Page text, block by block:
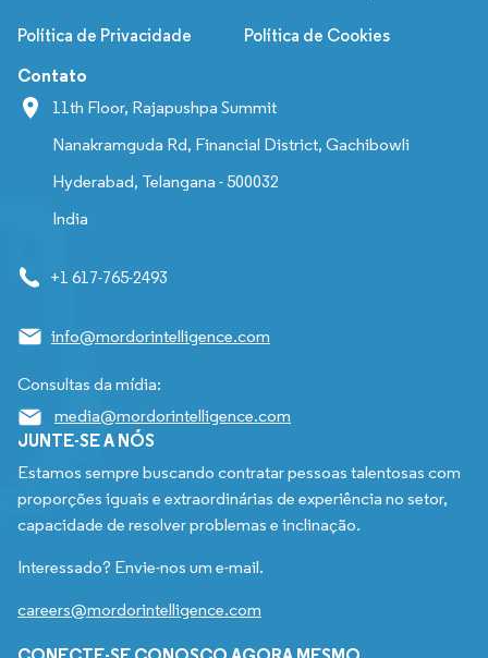
Política de Privacidade Política de Cookies
Contato
11th Floor, Rajapushpa Summit
Nanakramguda Rd, Financial District, Gachibowli
Hyderabad, Telangana - 500032
India
+1 617-765-2493
info@mordorintelligence.com
Consultas da mídia:
media@mordorintelligence.com
JUNTE-SE A NÓS
Estamos sempre buscando contratar pessoas talentosas com
proporções iguais e extraordinárias de experiência no setor,
capacidade de resolver problemas e inclinação.
Interessado? Envie-nos um e-mail.
careers@mordorintelligence.com